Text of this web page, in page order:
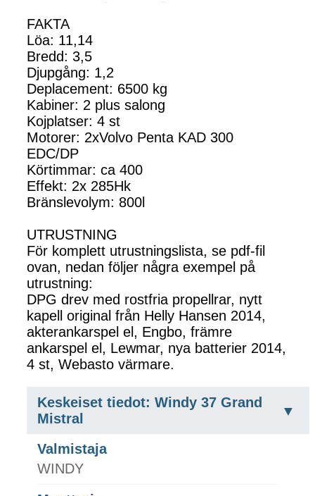
FAKTA
Löa: 11,14
Bredd: 3,5
Djupgång: 1,2
Deplacement: 6500 kg
Kabiner: 2 plus salong
Kojplatser: 4 st
Motorer: 2xVolvo Penta KAD 300
EDC/DP
Körtimmar: ca 400
Effekt: 2x 285Hk
Bränslevolym: 800l
UTRUSTNING
För komplett utrustningslista, se pdf-fil
ovan, nedan följer några exempel på
utrustning:
DPG drev med rostfria propellrar, nytt
kapell original från Helly Hansen 2014,
akterankarspel el, Engbo, främre
ankarspel el, Lewmar, nya batterier 2014,
4 st, Webasto värmare.
Keskeiset tiedot: Windy 37 Grand
Mistral
Valmistaja
WINDY